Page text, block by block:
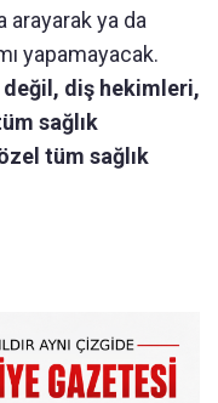
arayarak ya da
yapamayacak.
değil, diş hekimleri,
sağlık
tüm sağlık